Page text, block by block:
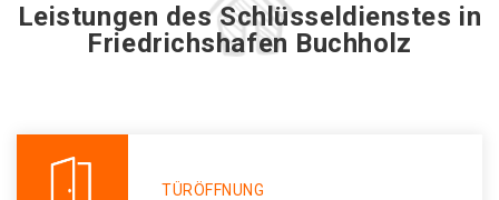
Leistungen des Schlüsseldienstes in
Friedrichshafen Buchholz
TÜRÖFFNUNG